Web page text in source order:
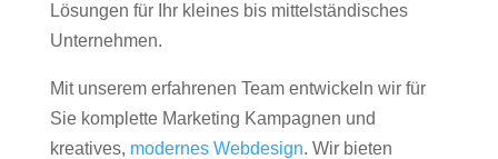
Lösungen für Ihr kleines bis mittelständisches
Unternehmen.
Mit unserem erfahrenen Team entwickeln wir für
Sie komplette Marketing Kampagnen und
kreatives, modernes Webdesign. Wir bieten